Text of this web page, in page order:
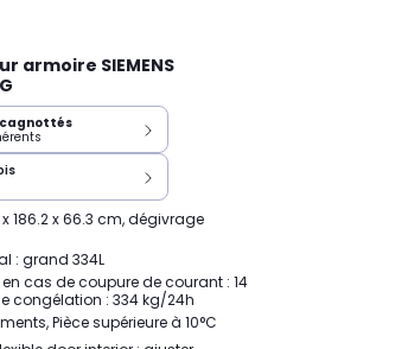
armoire SIEMENS
cagnottés
x 186.2 x 66.3 cm, dégivrage
: grand 334L
cas de coupure de courant : 14
congélation : 334 kg/24h
Pièce supérieure à 10°C